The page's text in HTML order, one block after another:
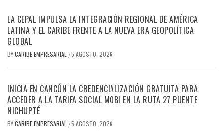
LA CEPAL IMPULSA LA INTEGRACIÓN REGIONAL DE AMÉRICA
LATINA Y EL CARIBE FRENTE A LA NUEVA ERA GEOPOLÍTICA
GLOBAL
BYCARIBE EMPRESARIAL /5 AGOSTO, 2026
INICIA EN CANCÚN LA CREDENCIALIZACIÓN GRATUITA PARA
ACCEDER A LA TARIFA SOCIAL MOBI EN LA RUTA 27 PUENTE
NICHUPTÉ
BYCARIBE EMPRESARIAL /5 AGOSTO, 2026